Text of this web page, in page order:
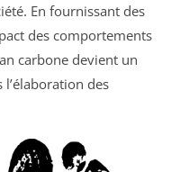
En fournissant des
des comportements
carbone devient un
des